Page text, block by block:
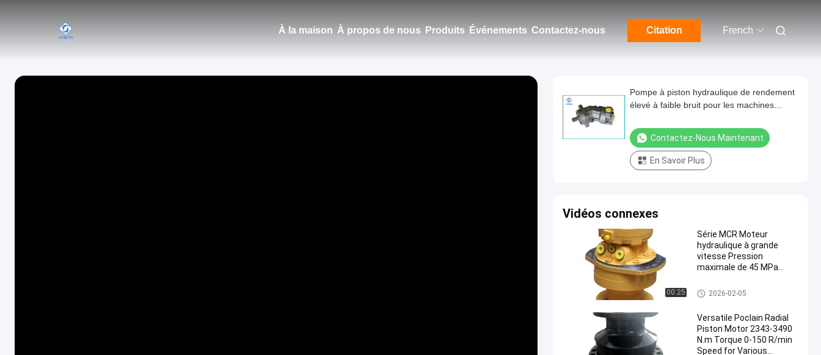
À la maison À propos de nous Produits Événements Contactez-nous Citation French
Pompe à piston hydraulique de rendement
élevé à faible bruit pour les machines
Contactez-Nous Maintenant
En Savoir Plus
Vidéos connexes
00:25
Série MCR Moteur
hydraulique à grande
vitesse Pression
maximale de 45 MPa
composants et
accessoires hydrauliques
Moteur hydraulique de Rexroth
2026-02-05
Versatile Poclain Radial
Piston Motor 2343-3490
N.m Torque 0-150 R/min
Speed for Various